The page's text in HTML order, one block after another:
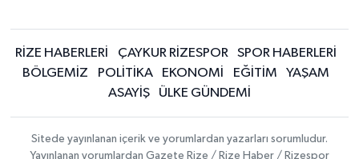
RİZE HABERLERİ ÇAYKUR RİZESPOR
SPOR HABERLERİ
BÖLGEMİZ
POLİTİKA EKONOMİ EĞİTİM
YAŞAM
ASAYİŞ
ÜLKE GÜNDEMİ
Sitede yayınlanan içerik ve yorumlardan yazarları sorumludur.
Yayınlanan yorumlardan Gazete Rize / Rize Haber / Rizespor